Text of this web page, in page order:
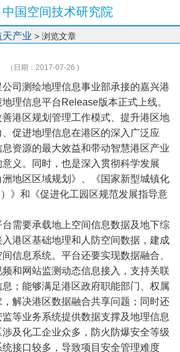
中国空间技术研究院
天产业 > 浏览文章
（日期：2017-07-26 )
司测绘地理信息事业部承接的嘉兴港
理信息平台Release版本正式上线。
港区规划管理工作模式、提升港区地
促进地理信息在港区的深入广泛应
资源的最大效益和带动智慧港区产业
义。同时，也是深入贯彻科学发展
地区区域规划》、《国家新型城镇化
》和《促进化工园区规范发展指导意
需要承载地上空间信息数据及地下综
港区基础地理和人防空间数据，建成
信息系统。平台还要实现数据融合、
和网站监测动态信息接入，支持关联
息；能够满足港区政府职能部门、权属
解决港区数据融合共享问题；同时还
等业务系统提供数据支撑及地理信息
及化工企业众多，防火防爆安全等级
接口较多，导致项目安全管理难度